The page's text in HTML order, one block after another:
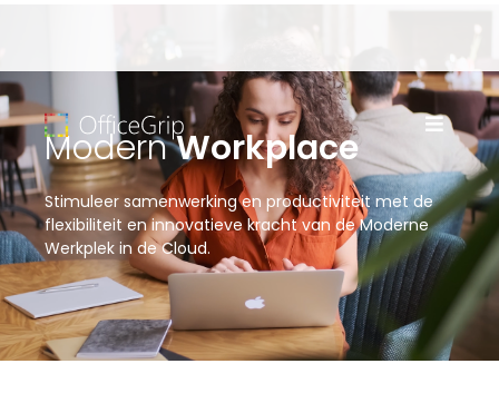
ModernWorkplace
Stimuleer samenwerking en productiviteit met de
flexibiliteit en innovatieve kracht van de Moderne
Werkplek in de Cloud.